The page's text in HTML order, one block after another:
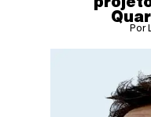
Por